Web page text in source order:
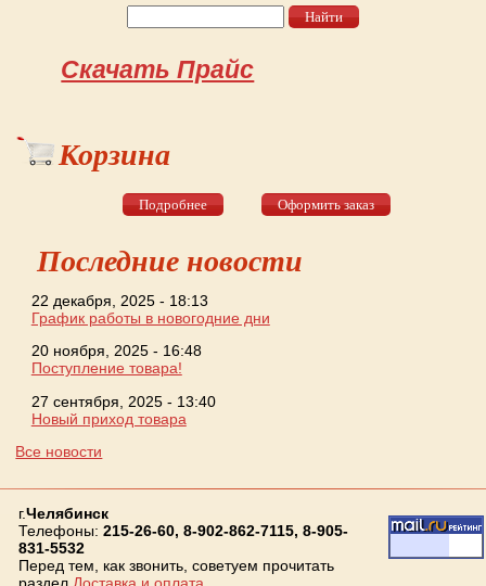
Скачать Прайс
Корзина
Подробнее Оформить заказ
Последние новости
22 декабря, 2025 - 18:13
График работы в новогодние дни
20 ноября, 2025 - 16:48
Поступление товара!
27 сентября, 2025 - 13:40
Новый приход товара
Все новости
г.Челябинск
Телефоны: 215-26-60, 8-902-862-7115, 8-905-
831-5532
Перед тем, как звонить, советуем прочитать